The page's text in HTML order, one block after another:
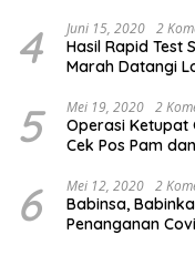
4 Juni 15, 2020 2
Hasil Rapid Test
Marah Datangi
5 Mei 19, 2020 2
Operasi Ketupat
Cek Pos Pam
6 Mei 12, 2020 2
Babinsa,
Penanganan